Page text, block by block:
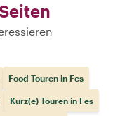
Food Touren in Fes
Kurz(e) Touren in Fes